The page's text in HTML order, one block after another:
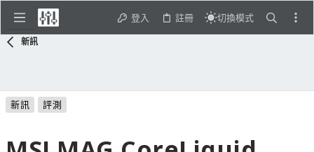
登入 註冊 切換模式
新訊
新訊 評測